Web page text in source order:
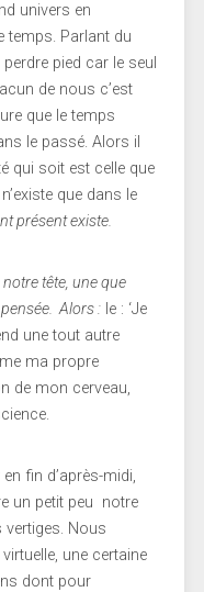
univers en
temps. Parlant du
pied car le seul
de nous c’est
que le temps
le passé. Alors il
qui soit est celle que
que dans le
présent existe.
tête, une que
Alors :le : ‘Je
une tout autre
ma propre
de mon cerveau,
fin d’après-midi,
un petit peu notre
vertiges. Nous
une certaine
dont pour